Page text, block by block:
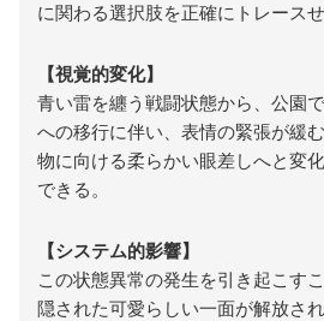
に関わる選択肢を正確にトレースせ
【視覚的変化】
青い雷を纏う戦闘状態から、公園
への移行に伴い、表情の緊張が緩
物に向ける柔らかい眼差しへと変
できる。
【システム的影響】
この状態異常の発生を引き起こす
隠された可愛らしい一面が解放さ